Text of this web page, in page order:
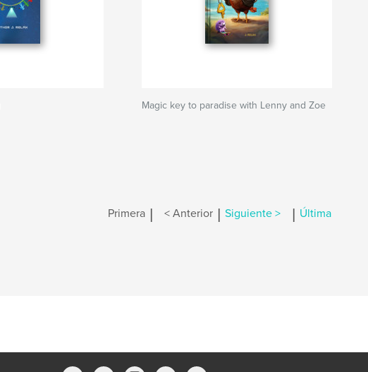
Magic key to paradise with Lenny and Zoe
Primera | < Anterior | Siguiente > | Última